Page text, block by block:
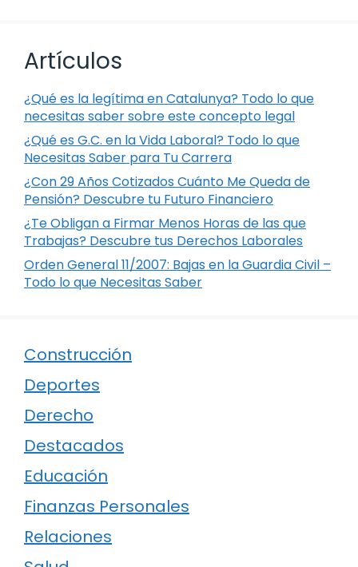
Artículos
¿Qué es la legítima en Catalunya? Todo lo que
necesitas saber sobre este concepto legal
¿Qué es G.C. en la Vida Laboral? Todo lo que
Necesitas Saber para Tu Carrera
¿Con 29 Años Cotizados Cuánto Me Queda de
Pensión? Descubre tu Futuro Financiero
¿Te Obligan a Firmar Menos Horas de las que
Trabajas? Descubre tus Derechos Laborales
Orden General 11/2007: Bajas en la Guardia Civil –
Todo lo que Necesitas Saber
Construcción
Deportes
Derecho
Destacados
Educación
Finanzas Personales
Relaciones